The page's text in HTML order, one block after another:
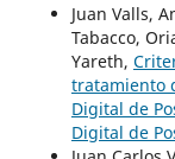
Juan Valls,
Tabacco,
Yareth,
tratamiento
Digital de
Digital de